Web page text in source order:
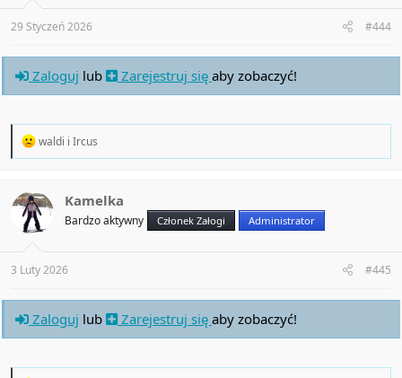
s
:
29 Styczeń 2026 #444
Zaloguj lub Zarejestruj się aby zobaczyć!
R
t
i
o
s
:
waldi i Ircus
Kamelka
Bardzo aktywny Członek Załogi Administrator
3 Luty 2026 #445
Zaloguj lub Zarejestruj się aby zobaczyć!